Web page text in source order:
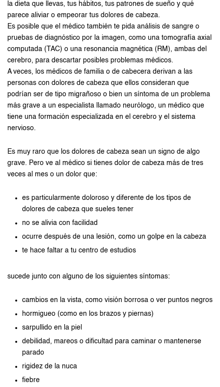
la dieta que llevas, tus hábitos, tus patrones de sueño y qué
parece aliviar o empeorar tus dolores de cabeza.
Es posible que el médico también te pida análisis de sangre o
pruebas de diagnóstico por la imagen, como una tomografía axial
computada (TAC) o una resonancia magnética (RM), ambas del
cerebro, para descartar posibles problemas médicos.
A veces, los médicos de familia o de cabecera derivan a las
personas con dolores de cabeza que ellos consideran que
podrían ser de tipo migrañoso o bien un síntoma de un problema
más grave a un especialista llamado neurólogo, un médico que
tiene una formación especializada en el cerebro y el sistema
nervioso.
Es muy raro que los dolores de cabeza sean un signo de algo
grave. Pero ve al médico si tienes dolor de cabeza más de tres
veces al mes o un dolor que:
es particularmente doloroso y diferente de los tipos de
dolores de cabeza que sueles tener
no se alivia con facilidad
ocurre después de una lesión, como un golpe en la cabeza
te hace faltar a tu centro de estudios
sucede junto con alguno de los siguientes síntomas:
cambios en la vista, como visión borrosa o ver puntos negros
hormigueo (como en los brazos y piernas)
sarpullido en la piel
debilidad, mareos o dificultad para caminar o mantenerse
parado
rigidez de la nuca
fiebre